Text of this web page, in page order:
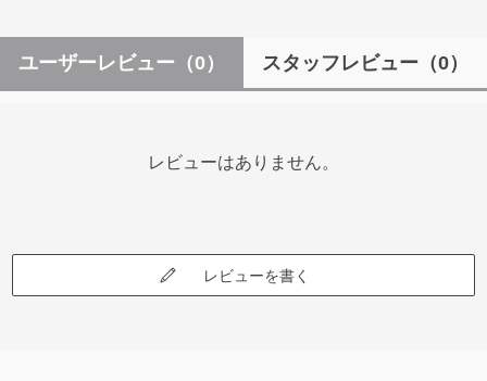
ユーザーレビュー （0） スタッフレビュー （0）
レビューはありません。
レビューを書く